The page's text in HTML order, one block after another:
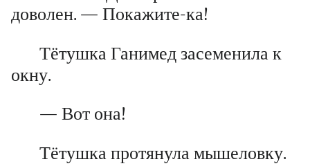
доволен. — Покажите-ка!
Тётушка Ганимед засеменила к
окну.
— Вот она!
Тётушка протянула мышеловку.